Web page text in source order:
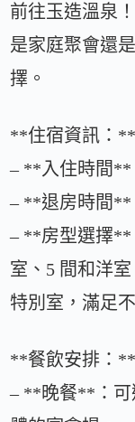
前往玉造溫泉
是家庭聚會還
擇。
**住宿資訊：**
– **入住時間**
– **退房時間**
– **房型選擇**
室、5 間和洋
特別室，滿足
**餐飲安排：**
– **晚餐**：可